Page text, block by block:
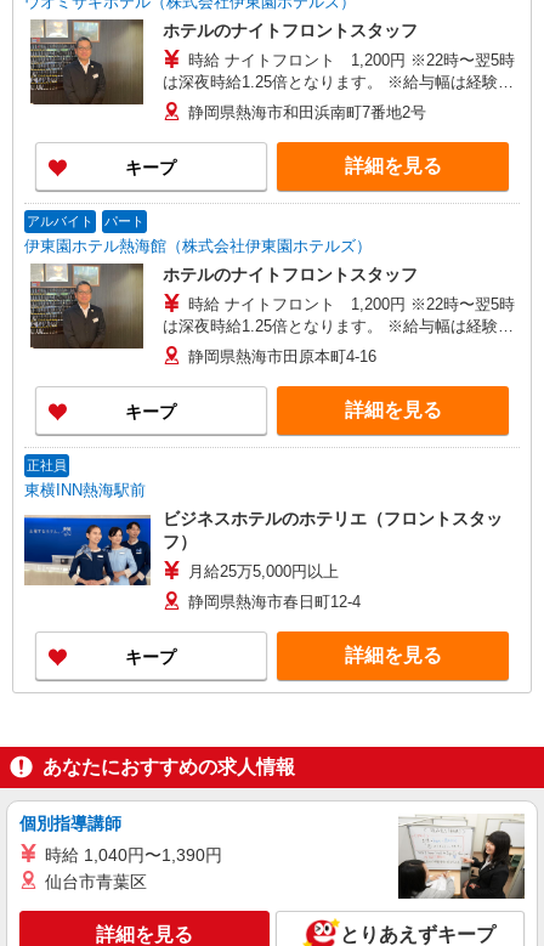
ホテルのナイトフロントスタッフ
時給 ナイトフロント 1,200円 ※22時〜翌5時
は深夜時給1.25倍となります。 ※給与幅は経験・
能力・資格による
静岡県熱海市和田浜南町7番地2号
キープ 詳細を見る
アルバイト パート
伊東園ホテル熱海館（株式会社伊東園ホテルズ）
ホテルのナイトフロントスタッフ
時給 ナイトフロント 1,200円 ※22時〜翌5時
は深夜時給1.25倍となります。 ※給与幅は経験・
能力・資格による
静岡県熱海市田原本町4-16
キープ 詳細を見る
正社員
東横INN熱海駅前
ビジネスホテルのホテリエ（フロントスタッ
フ）
月給25万5,000円以上
静岡県熱海市春日町12-4
キープ 詳細を見る
あなたにおすすめの求人情報
個別指導講師
時給 1,040円〜1,390円
仙台市青葉区
詳細を見る とりあえずキープ